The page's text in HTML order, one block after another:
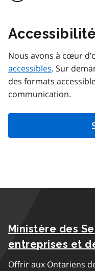
Accessibilité
Nous avons à cœur
accessibles. Sur
des formats
communication.
Ministère des
entreprises et
Offrir aux Ontariens